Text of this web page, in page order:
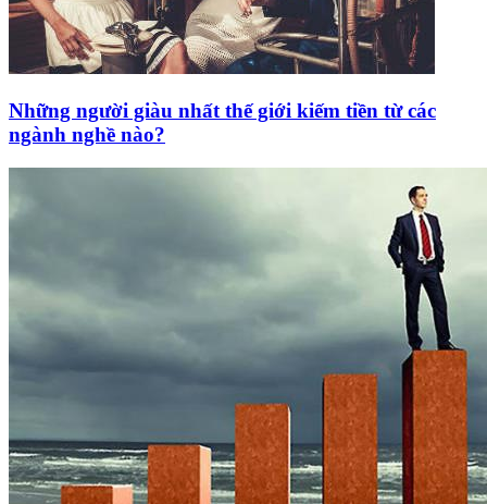
Những người giàu nhất thế giới kiếm tiền từ các
ngành nghề nào?